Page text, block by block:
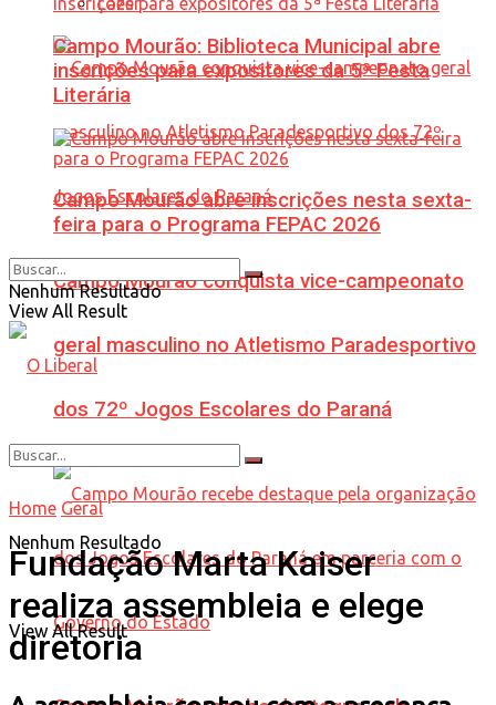
Campo Mourão conquista vice-campeonato
geral masculino no Atletismo Paradesportivo
dos 72º Jogos Escolares do Paraná
Campo Mourão: Biblioteca Municipal abre
inscrições para expositores da 5ª Festa
Literária
Campo Mourão abre inscrições nesta sexta-
feira para o Programa FEPAC 2026
Nenhum Resultado
View All Result
Nenhum Resultado
View All Result
Home Geral
Fundação Marta Kaiser
realiza assembleia e elege
diretoria